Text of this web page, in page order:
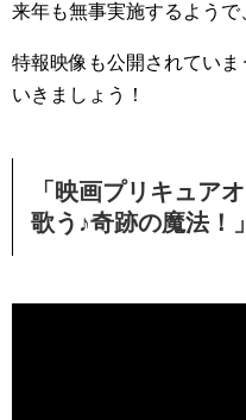
来年も無事実施するよう
特報映像も公開されてい
いきましょう！
「映画プリキュア
歌う♪奇跡の魔法！